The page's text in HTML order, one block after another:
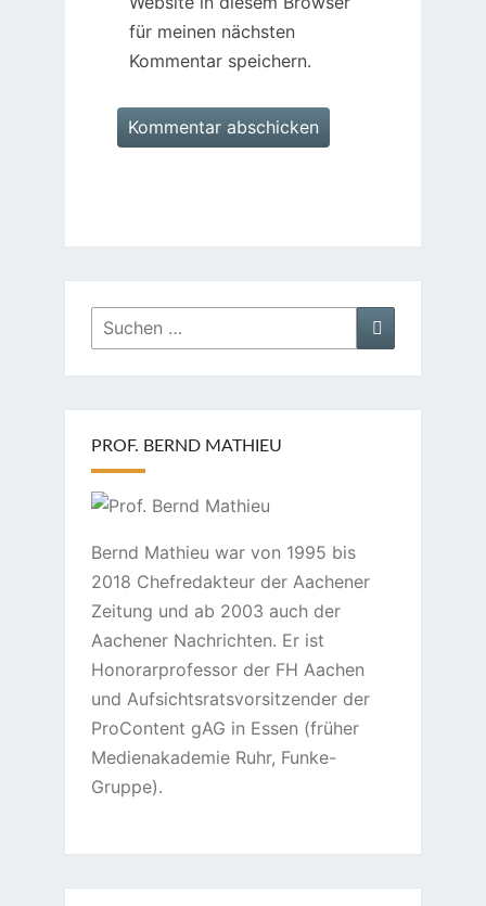
für meinen nächsten
Kommentar speichern.
Suchen
nach:
Suchen
PROF. BERND MATHIEU
Bernd Mathieu war von 1995 bis
2018 Chefredakteur der Aachener
Zeitung und ab 2003 auch der
Aachener Nachrichten. Er ist
Honorarprofessor der FH Aachen
und Aufsichtsratsvorsitzender der
ProContent gAG in Essen (früher
Medienakademie Ruhr, Funke-
Gruppe).